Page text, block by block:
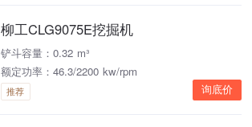
柳工CLG9075E挖掘机
铲斗容量：0.32 m³
额定功率：46.3/2200 kw/rpm
推荐 询底价